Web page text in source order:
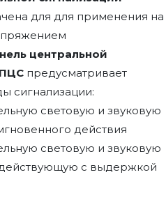
для для применения на
центральной
предусматривает
сигнализации:
световую и звуковую
действия
световую и звуковую
с выдержкой